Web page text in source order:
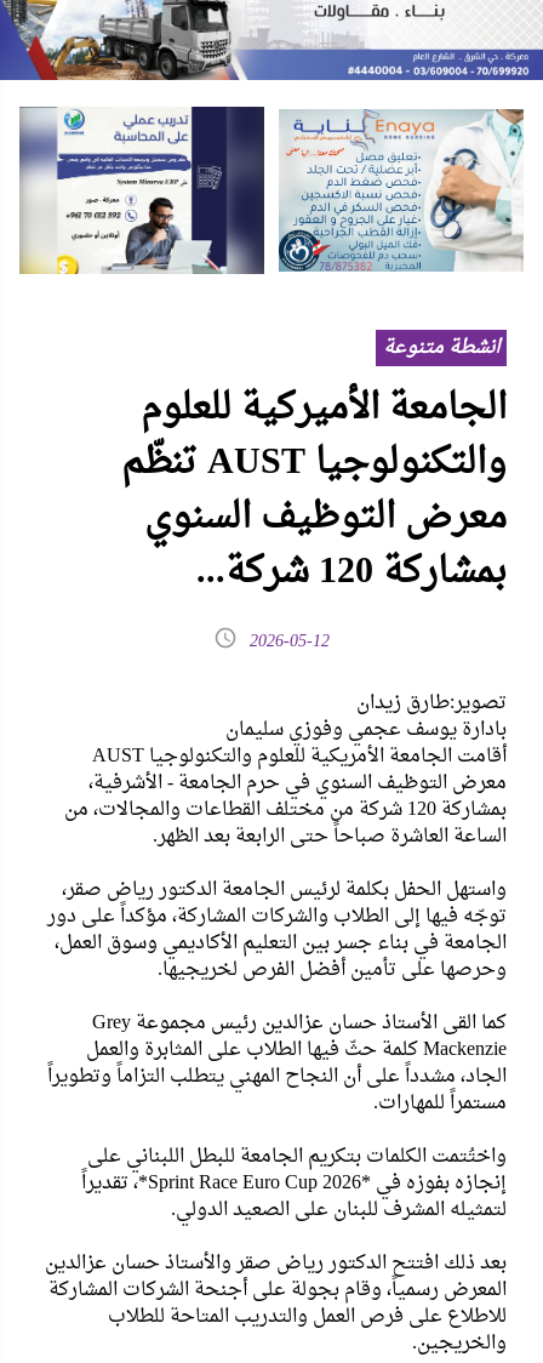
انشطة متنوعة
الجامعة الأميركية للعلوم
والتكنولوجيا AUST تنظّم
معرض التوظيف السنوي
بمشاركة 120 شركة...
2026-05-12
تصوير:طارق زيدان
بادارة يوسف عجمي وفوزي سليمان
أقامت الجامعة الأمريكية للعلوم والتكنولوجيا AUST
معرض التوظيف السنوي في حرم الجامعة - الأشرفية،
بمشاركة 120 شركة من مختلف القطاعات والمجالات، من
الساعة العاشرة صباحاً حتى الرابعة بعد الظهر.
واستهل الحفل بكلمة لرئيس الجامعة الدكتور رياض صقر،
توجّه فيها إلى الطلاب والشركات المشاركة، مؤكداً على دور
الجامعة في بناء جسر بين التعليم الأكاديمي وسوق العمل،
وحرصها على تأمين أفضل الفرص لخريجيها.
كما القى الأستاذ حسان عزالدين رئيس مجموعة Grey
Mackenzie كلمة حثّ فيها الطلاب على المثابرة والعمل
الجاد، مشدداً على أن النجاح المهني يتطلب التزاماً وتطويراً
مستمراً للمهارات.
واختُتمت الكلمات بتكريم الجامعة للبطل اللبناني على
إنجازه بفوزه في *Sprint Race Euro Cup 2026*، تقديراً
لتمثيله المشرف للبنان على الصعيد الدولي.
بعد ذلك افتتح الدكتور رياض صقر والأستاذ حسان عزالدين
المعرض رسمياً، وقام بجولة على أجنحة الشركات المشاركة
للاطلاع على فرص العمل والتدريب المتاحة للطلاب
والخريجين.